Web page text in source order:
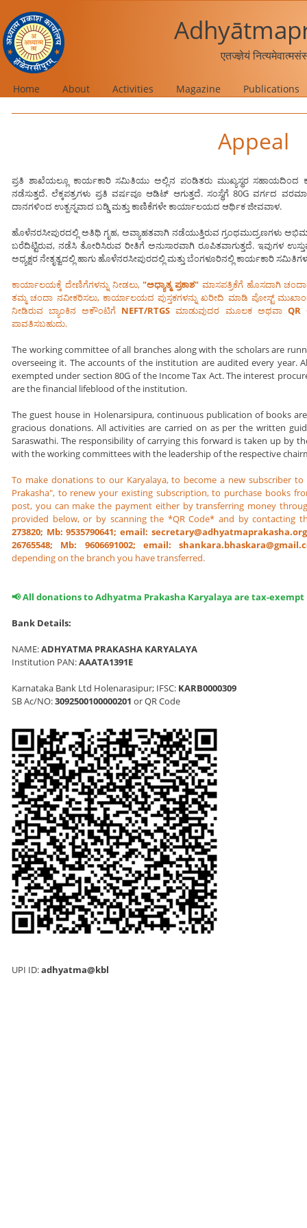
एतज्ज्ञेयं
Home About Activities Magazine Publications
Appeal
ಪ್ರತಿ ಶಾಖೆಯಲ್ಲೂ ಕಾರ್ಯಕಾರಿ ಸಮಿತಿಯು ಅಲ್ಲಿನ ಪಂಡಿತರು ಮುಖ್ಯಸ್ಥರ ಸಹಾಯದಿಂದ
ನಡೆಸುತ್ತದೆ. ಲೆಕ್ಕಪತ್ರಗಳು ಪ್ರತಿ ವರ್ಷವೂ ಆಡಿಟ್ ಆಗುತ್ತದೆ. ಸಂಸ್ಥೆಗೆ 80G ವರ್ಗದ
ದಾನಗಳಿಂದ ಉತ್ಪನ್ನವಾದ ಬಡ್ಡಿ ಮತ್ತು ಕಾಣಿಕೆಗಳೇ ಕಾರ್ಯಾಲಯದ ಆರ್ಥಿಕ ಜೀವವಾಳ.
ಹೊಳೆನರಸೀಪುರದಲ್ಲಿ ಅತಿಥಿ ಗೃಹ, ಅವ್ಯಾಹತವಾಗಿ ನಡೆಯುತ್ತಿರುವ ಗ್ರಂಥಮುದ್ರಣಗಳು
ಬರೆದಿಟ್ಟಿರುವ, ನಡೆಸಿ ತೋರಿಸಿರುವ ರೀತಿಗೆ ಅನುಸಾರವಾಗಿ ರೂಪಿತವಾಗುತ್ತದೆ. ಇವುಗಳ
ಅಧ್ಯಕ್ಷರ ನೇತೃತ್ವದಲ್ಲಿ ಹಾಗು ಹೊಳೆನರಸೀಪುರದಲ್ಲಿ ಮತ್ತು ಬೆಂಗಳೂರಿನಲ್ಲಿ ಕಾರ್ಯಕಾರಿ
ಕಾರ್ಯಾಲಯಕ್ಕೆ ದೇಣಿಗೆಗಳನ್ನು ನೀಡಲು,"ಅಧ್ಯಾತ್ಮ ಪ್ರಕಾಶ" ಮಾಸಪತ್ರಿಕೆಗೆ ಹೊಸದಾಗಿ
ತಮ್ಮ ಚಂದಾ ನವೀಕರಿಸಲು, ಕಾರ್ಯಾಲಯದ ಪುಸ್ತಕಗಳನ್ನು ಖರೀದಿ ಮಾಡಿ ಪೋಸ್ಟ್
ನೀಡಿರುವ ಬ್ಯಾಂಕಿನ ಅಕೌಂಟಿಗೆ NEFT/RTGS ಮಾಡುವುದರ ಮೂಲಕ ಅಥವಾ QR
ಪಾವತಿಸಬಹುದು.
The working committee of all branches along with the scholars are
overseeing it. The accounts of the institution are audited every year.
exempted under section 80G of the Income Tax Act. The interest
are the financial lifeblood of the institution.
The guest house in Holenarsipura, continuous publication of books
gracious donations. All activities are carried on as per the written
Saraswathi. The responsibility of carrying this forward is taken up by
with the working committees with the leadership of the respective
To make donations to our Karyalaya, to become a new subscriber
Prakasha", to renew your existing subscription, to purchase books
post, you can make the payment either by transferring money
provided below, or by scanning the *QR Code* and by contacting
273820; Mb: 9535790641; email:
26765548; Mb: 9606691002; email:
depending on the branch you have transferred.
📢 All donations to Adhyatma Prakasha Karyalaya are tax-
Bank Details:
NAME:ADHYATMA PRAKASHA KARYALAYA
Institution PAN:AAATA1391E
Karnataka Bank Ltd Holenarasipur; IFSC: KARB0000309
SB Ac/NO:3092500100000201 or QR Code
UPI ID:adhyatma@kbl